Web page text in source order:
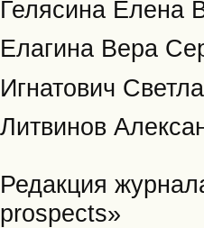
Гелясина Елена
Елагина Вера
Игнатович
Литвинов
Редакция
prospects»